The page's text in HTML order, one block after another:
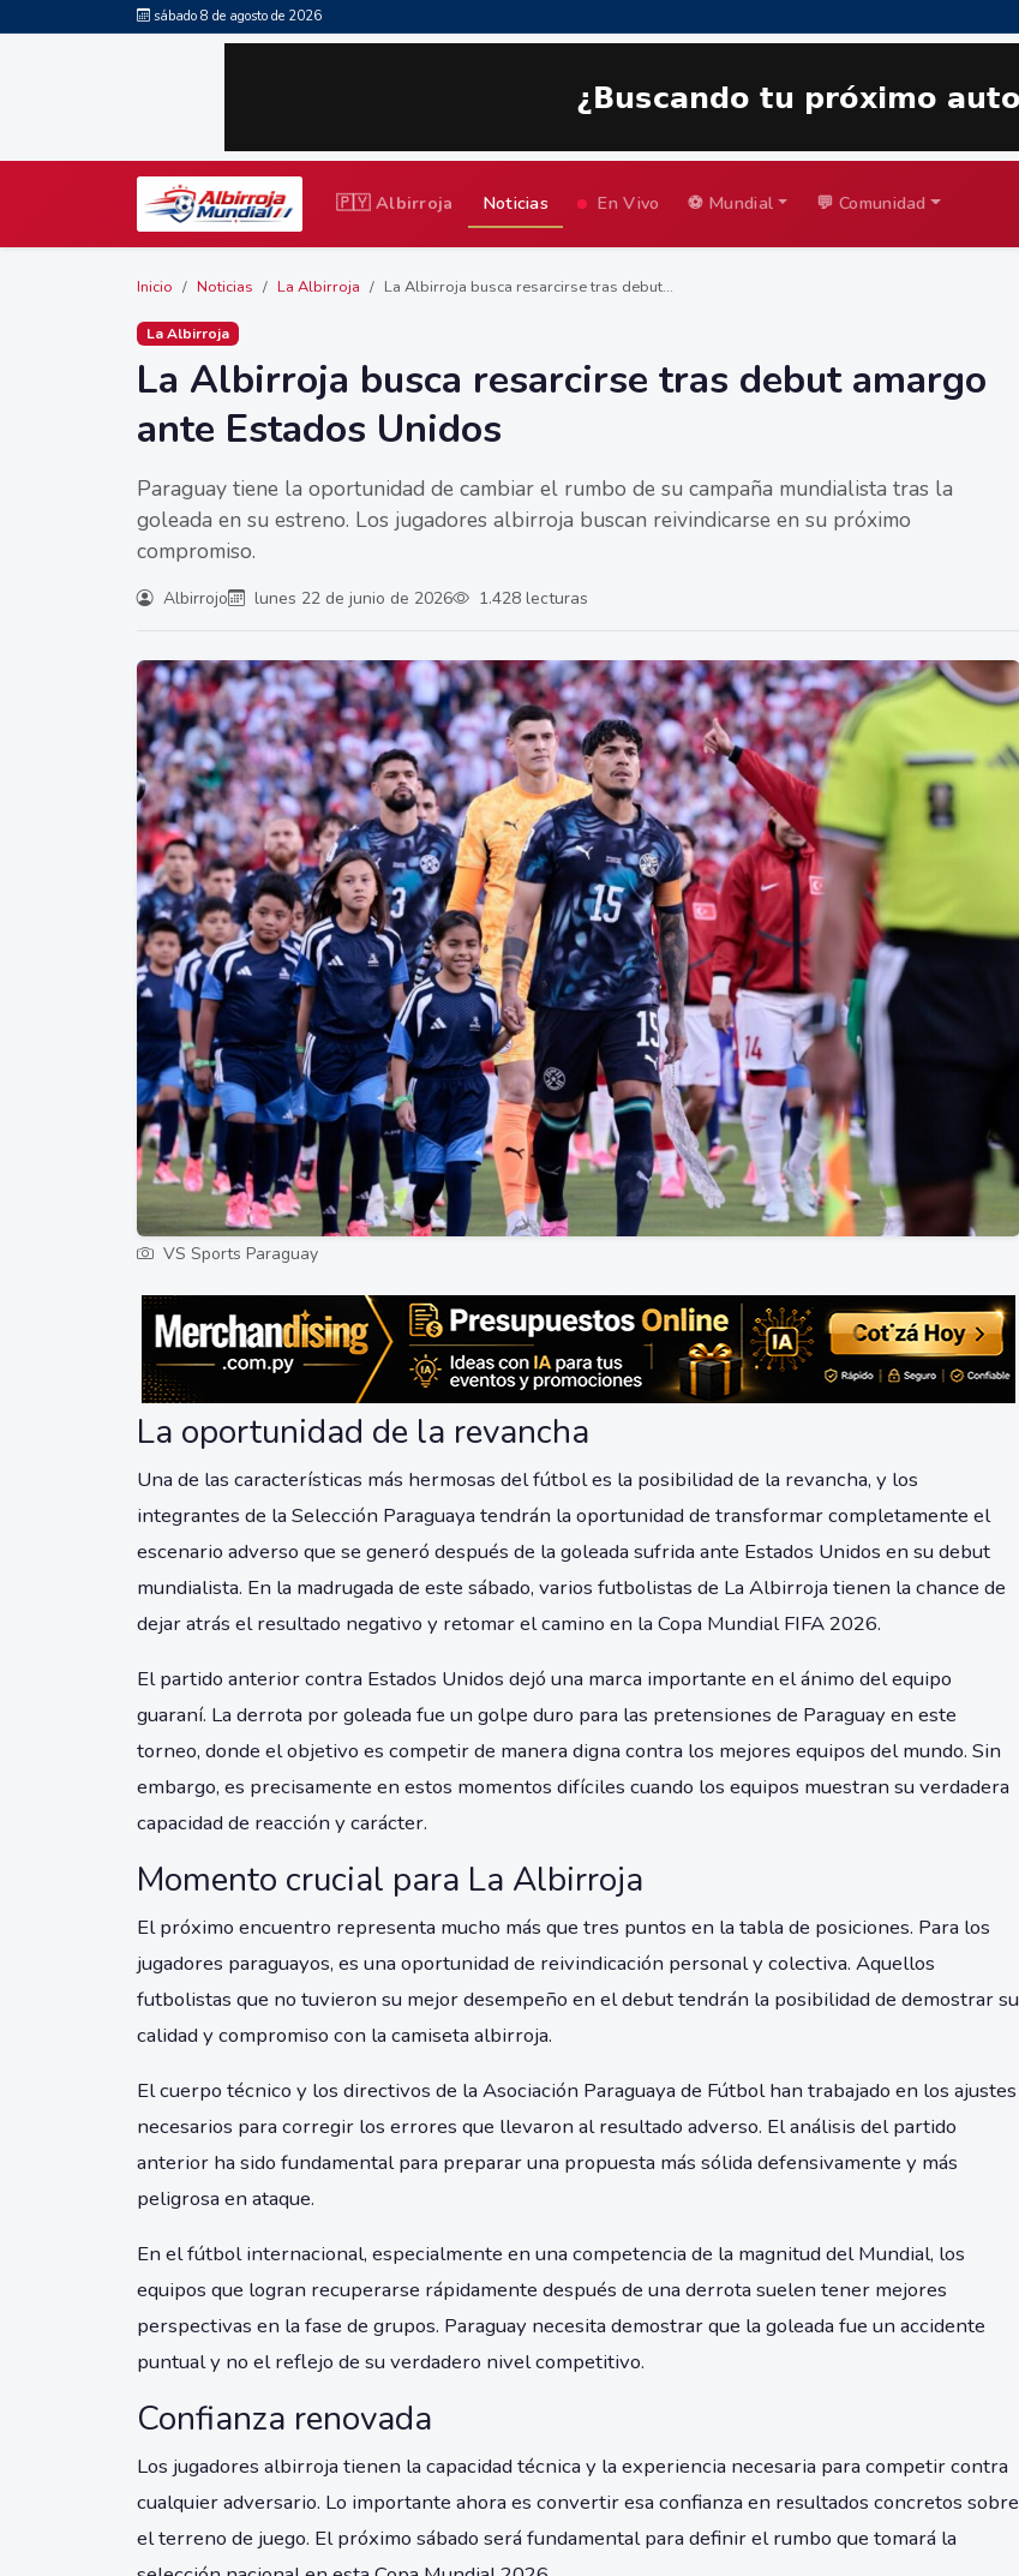
sábado 8 de agosto de 2026
🇵🇾 Albirroja Noticias En Vivo ⚽ Mundial 💬 Comunidad
Inicio Noticias La Albirroja La Albirroja busca resarcirse tras debut...
La Albirroja
La Albirroja busca resarcirse tras debut amargo
ante Estados Unidos
Paraguay tiene la oportunidad de cambiar el rumbo de su campaña mundialista tras la
goleada en su estreno. Los jugadores albirroja buscan reivindicarse en su próximo
compromiso.
Albirrojo lunes 22 de junio de 2026 1.428 lecturas
VS Sports Paraguay
La oportunidad de la revancha
Una de las características más hermosas del fútbol es la posibilidad de la revancha, y los
integrantes de la Selección Paraguaya tendrán la oportunidad de transformar completamente el
escenario adverso que se generó después de la goleada sufrida ante Estados Unidos en su debut
mundialista. En la madrugada de este sábado, varios futbolistas de La Albirroja tienen la chance de
dejar atrás el resultado negativo y retomar el camino en la Copa Mundial FIFA 2026.
El partido anterior contra Estados Unidos dejó una marca importante en el ánimo del equipo
guaraní. La derrota por goleada fue un golpe duro para las pretensiones de Paraguay en este
torneo, donde el objetivo es competir de manera digna contra los mejores equipos del mundo. Sin
embargo, es precisamente en estos momentos difíciles cuando los equipos muestran su verdadera
capacidad de reacción y carácter.
Momento crucial para La Albirroja
El próximo encuentro representa mucho más que tres puntos en la tabla de posiciones. Para los
jugadores paraguayos, es una oportunidad de reivindicación personal y colectiva. Aquellos
futbolistas que no tuvieron su mejor desempeño en el debut tendrán la posibilidad de demostrar su
calidad y compromiso con la camiseta albirroja.
El cuerpo técnico y los directivos de la Asociación Paraguaya de Fútbol han trabajado en los ajustes
necesarios para corregir los errores que llevaron al resultado adverso. El análisis del partido
anterior ha sido fundamental para preparar una propuesta más sólida defensivamente y más
peligrosa en ataque.
En el fútbol internacional, especialmente en una competencia de la magnitud del Mundial, los
equipos que logran recuperarse rápidamente después de una derrota suelen tener mejores
perspectivas en la fase de grupos. Paraguay necesita demostrar que la goleada fue un accidente
puntual y no el reflejo de su verdadero nivel competitivo.
Confianza renovada
Los jugadores albirroja tienen la capacidad técnica y la experiencia necesaria para competir contra
cualquier adversario. Lo importante ahora es convertir esa confianza en resultados concretos sobre
el terreno de juego. El próximo sábado será fundamental para definir el rumbo que tomará la